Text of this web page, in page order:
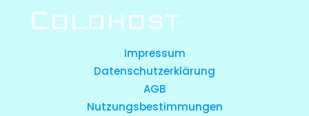
Impressum
Datenschutzerklärung
AGB
Nutzungsbestimmungen